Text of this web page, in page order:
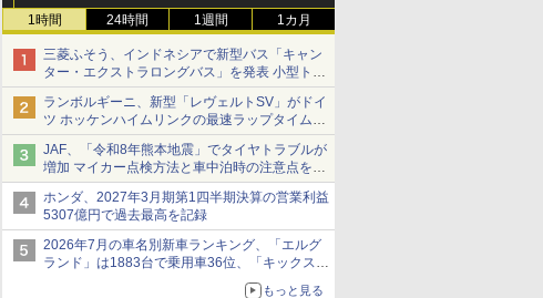
1時間 24時間 1週間 1カ月
三菱ふそう、インドネシアで新型バス「キャン
ター・エクストラロングバス」を発表 小型トラ
ックベースの観光・旅客輸送向けバス
ランボルギーニ、新型「レヴェルトSV」がドイ
ツ ホッケンハイムリンクの最速ラップタイムを
記録
JAF、「令和8年熊本地震」でタイヤトラブルが
増加 マイカー点検方法と車中泊時の注意点を呼
びかけ
ホンダ、2027年3月期第1四半期決算の営業利益
5307億円で過去最高を記録
2026年7月の車名別新車ランキング、「エルグ
ランド」は1883台で乗用車36位、「キックス」
もっと見る